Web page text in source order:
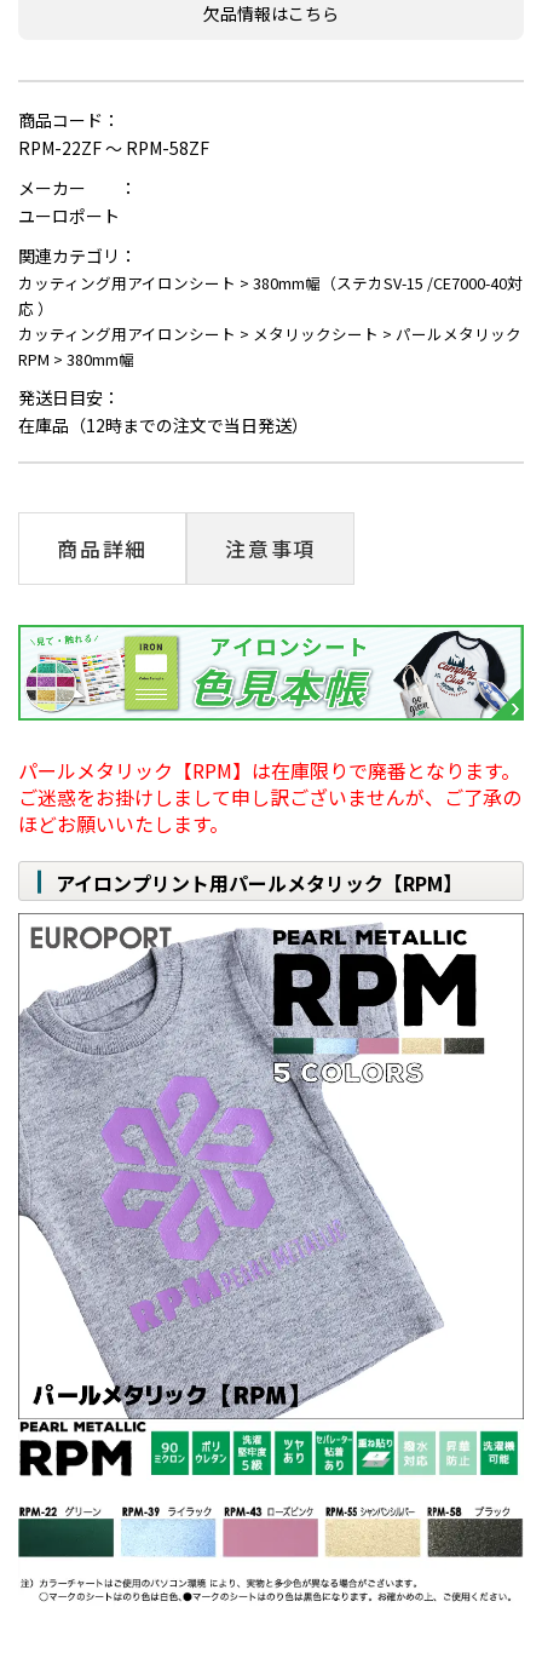
欠品情報はこちら
商品コード：
RPM-22ZF ～ RPM-58ZF
メーカー ：
ユーロポート
関連カテゴリ：
カッティング用アイロンシート > 380mm幅（ステカSV-15 /CE7000-40対
応 ）
カッティング用アイロンシート > メタリックシート > パールメタリック
RPM > 380mm幅
発送日目安：
在庫品（12時までの注文で当日発送）
商品詳細 注意事項
パールメタリック【RPM】は在庫限りで廃番となります。
ご迷惑をお掛けしまして申し訳ございませんが、ご了承の
ほどお願いいたします。
アイロンプリント用パールメタリック【RPM】